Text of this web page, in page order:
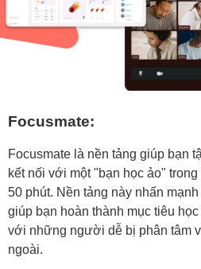
Focusmate:
Focusmate là nền tảng giúp bạn
kết nối với một "bạn học ảo"
50 phút. Nền tảng này nhấn
giúp bạn hoàn thành mục tiêu
với những người dễ bị phân tâm
ngoài.